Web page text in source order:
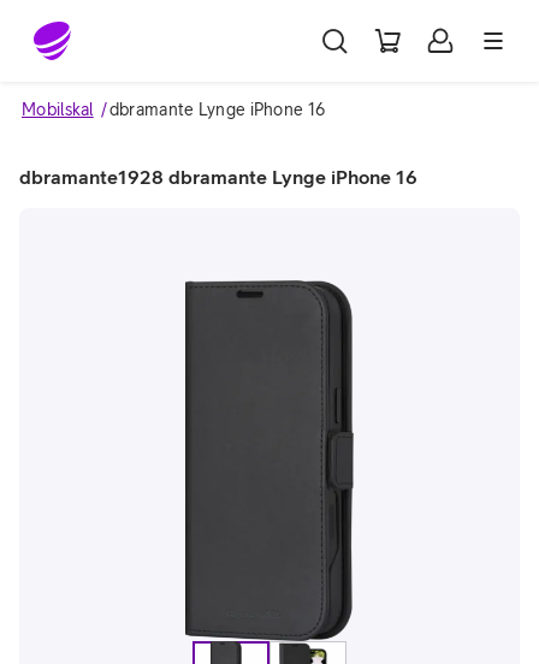
Gå till sidans innehåll
Mobilskal dbramante Lynge iPhone 16
dbramante1928 dbramante Lynge iPhone 16